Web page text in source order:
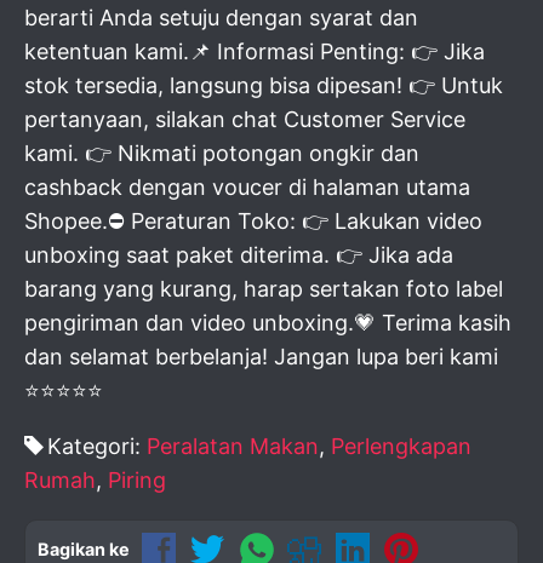
berarti Anda setuju dengan syarat dan
ketentuan kami.📌 Informasi Penting: 👉 Jika
stok tersedia, langsung bisa dipesan! 👉 Untuk
pertanyaan, silakan chat Customer Service
kami. 👉 Nikmati potongan ongkir dan
cashback dengan voucer di halaman utama
Shopee.⛔ Peraturan Toko: 👉 Lakukan video
unboxing saat paket diterima. 👉 Jika ada
barang yang kurang, harap sertakan foto label
pengiriman dan video unboxing.💗 Terima kasih
dan selamat berbelanja! Jangan lupa beri kami
⭐⭐⭐⭐⭐
Kategori: Peralatan Makan, Perlengkapan
Rumah, Piring
Bagikan ke